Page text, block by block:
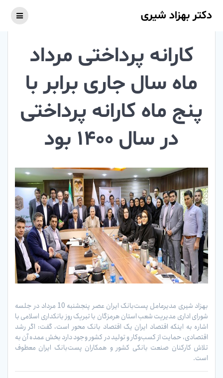
دکتر بهزاد شیری
کارانه پرداختی مرداد
ماه سال جاری برابر با
پنج ماه کارانه پرداختی
در سال 1400 بود
بهزاد شیری مدیرعامل پست‌بانک ایران عصر پنجشنبه 10 مرداد در جلسه
شورای اداری مدیریت شعب استان هرمزگان با تبریک روز بانکداری اسلامی با
اشاره به اینکه اقتصاد ایران یک اقتصاد بانک محور است، گفت: اگر رشد
اقتصادی، حمایت از کسب‌وکار و تولید در کشور وجود دارد بخش عمده آن به
تلاش کارکنان صنعت بانکی کشور و همکاران پست‌بانک ایران معطوف
است.